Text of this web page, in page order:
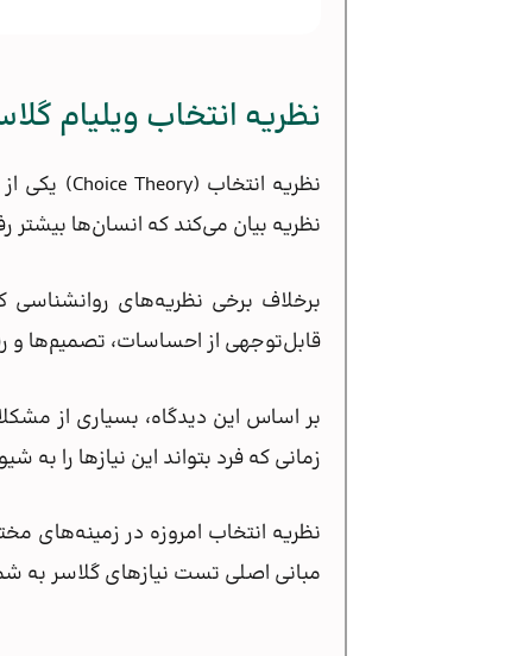
نظریه انتخاب ویلیام
نظریه انتخاب (Choice Theory) یکی از مهم‌ترین دیدگاه‌های روانشناسی معاصر است که توسط روانپزشک آمریکایی،
نظریه بیان می‌کند که انسان‌ها بیشتر
برخلاف برخی نظریه‌های روانشناسی
قابل‌توجهی از احساسات، تصمیم‌ها و
بر اساس این دیدگاه، بسیاری از
زمانی که فرد بتواند این نیازها را
نظریه انتخاب امروزه در زمینه‌های
مبانی اصلی تست نیازهای گلاسر به